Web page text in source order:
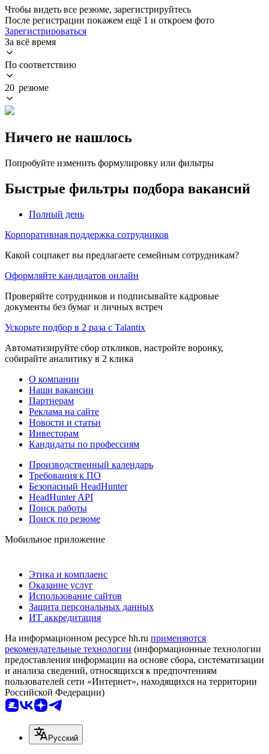
Чтобы видеть все резюме, зарегистрируйтесь
После регистрации покажем ещё 1 и откроем фото
Зарегистрироваться
За всё время
По соответствию
20 резюме
Ничего не нашлось
Попробуйте изменить формулировку или фильтры
Быстрые фильтры подбора вакансий
Полный день
Корпоративная поддержка сотрудников
Какой соцпакет вы предлагаете семейным сотрудникам?
Оформляйте кандидатов онлайн
Проверяйте сотрудников и подписывайте кадровые
документы без бумаг и личных встреч
Ускорьте подбор в 2 раза с Talantix
Автоматизируйте сбор откликов, настройте воронку,
собирайте аналитику в 2 клика
О компании
Наши вакансии
Партнерам
Реклама на сайте
Новости и статьи
Инвесторам
Кандидаты по профессиям
Производственный календарь
Требования к ПО
Безопасный HeadHunter
HeadHunter API
Поиск работы
Поиск по резюме
Мобильное приложение
Этика и комплаенс
Оказание услуг
Использование сайтов
Защита персональных данных
ИТ аккредитация
На информационном ресурсе hh.ru применяются
рекомендательные технологии (информационные технологии
предоставления информации на основе сбора, систематизации
и анализа сведений, относящихся к предпочтениям
пользователей сети «Интернет», находящихся на территории
Российской Федерации)
Русский